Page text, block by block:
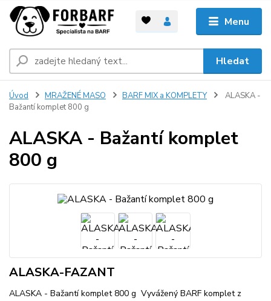
Menu
Hledat
Úvod MRAŽENÉ MASO BARF MIX a KOMPLETY
ALASKA -
Bažantí komplet 800 g
ALASKA - Bažantí komplet
800 g
ALASKA-FAZANT
ALASKA - Bažantí komplet 800 g Vyvážený BARF komplet z